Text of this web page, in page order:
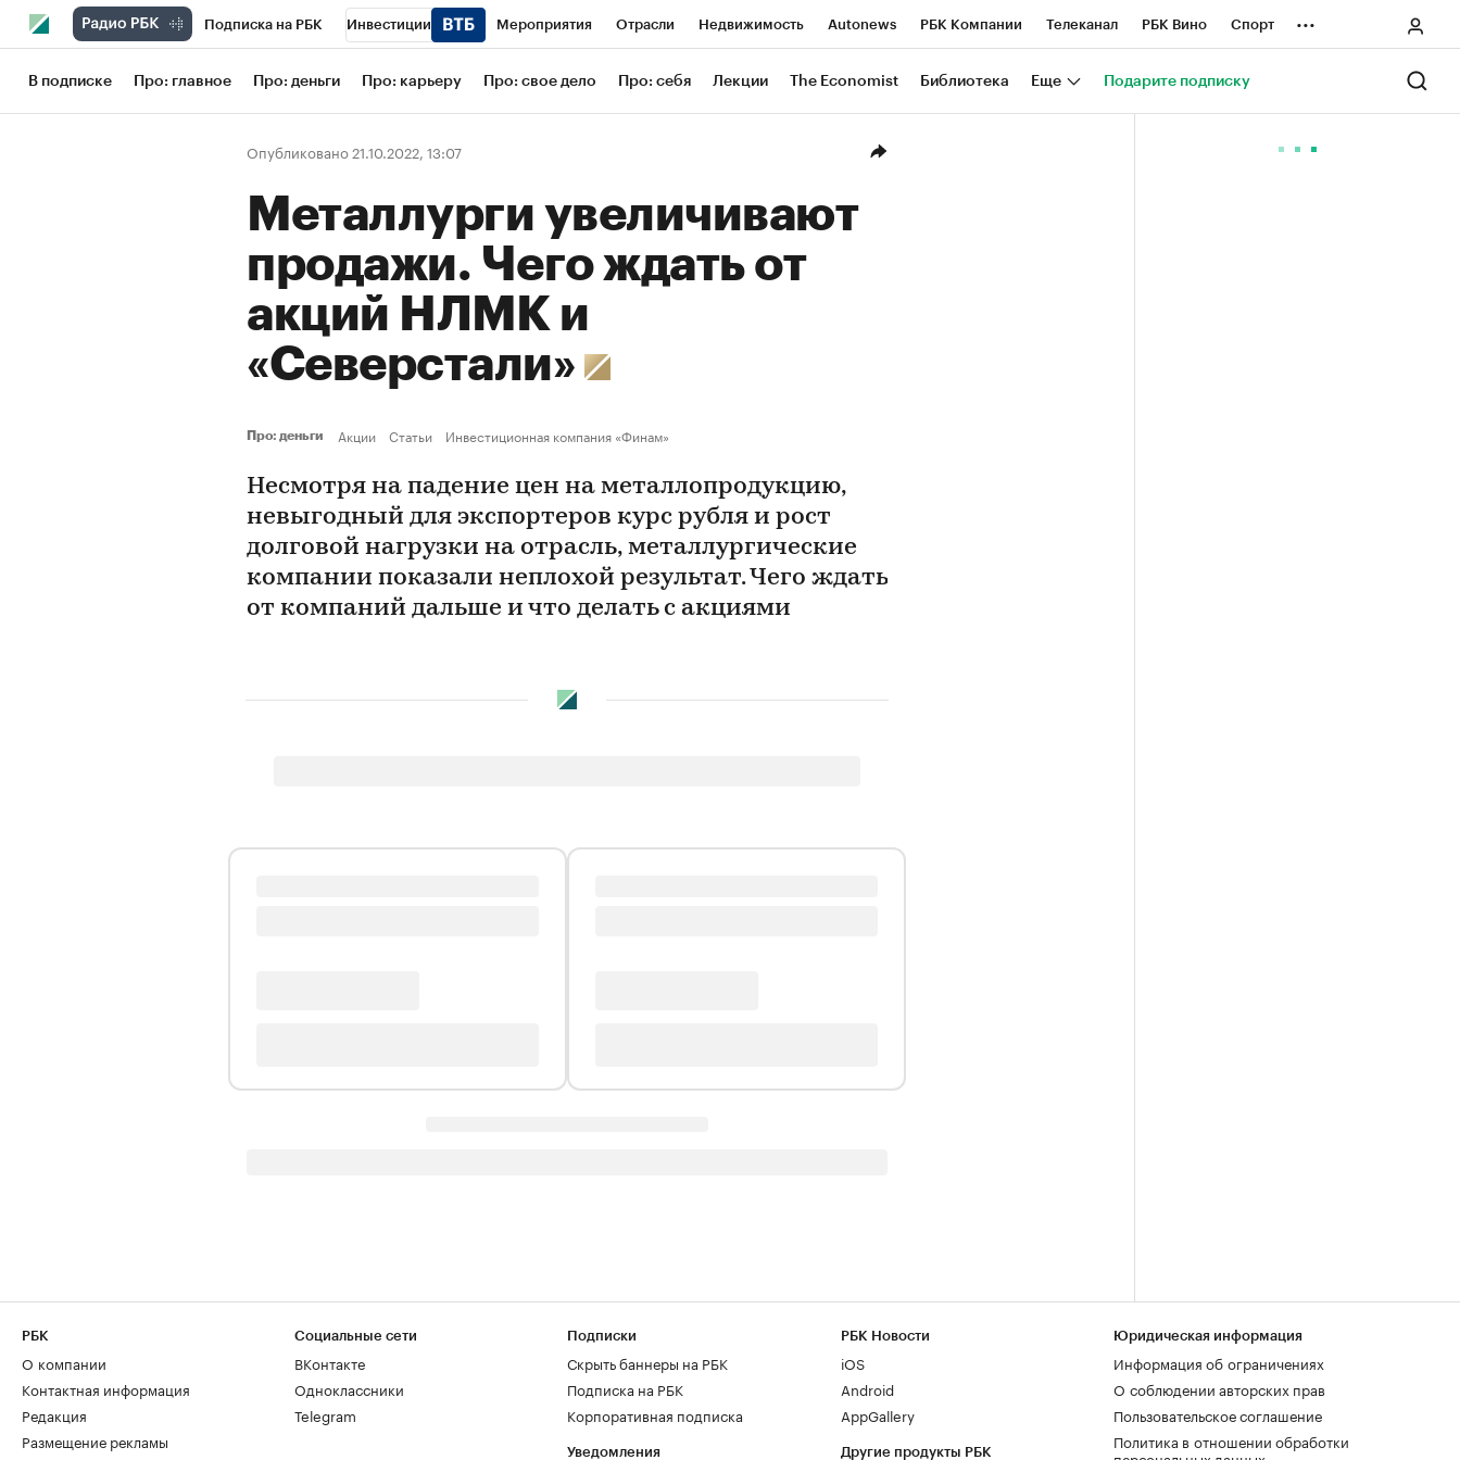
Подписка на РБК Инвестиции Мероприятия Отрасли Недвижимость Autonews РБК Компании Телеканал РБК Вино Спорт
Школа управления РБК РБК Образование РБК Life Тренды Визионеры Национальные проекты Город
Рынок наличной валюты
...
В подписке Про: главное Про: деньги Про: карьеру Про: свое дело Про: себя Лекции The Economist Библиотека Еще Подарите подписку
Опубликовано 21.10.2022, 13:07
Металлурги увеличивают
продажи. Чего ждать от
акций НЛМК и
«Северстали»
Про: деньги Акции Статьи Инвестиционная компания «Финам»
Несмотря на падение цен на металлопродукцию,
невыгодный для экспортеров курс рубля и рост
долговой нагрузки на отрасль, металлургические
компании показали неплохой результат. Чего ждать
от компаний дальше и что делать с акциями
РБК
О компании
Контактная информация
Редакция
Размещение рекламы
Социальные сети
ВКонтакте
Одноклассники
Telegram
Подписки
Скрыть баннеры на РБК
Подписка на РБК
Корпоративная подписка
Уведомления
РБК Новости
iOS
Android
AppGallery
Другие продукты РБК
Юридическая информация
Информация об ограничениях
О соблюдении авторских прав
Пользовательское соглашение
Политика в отношении обработки